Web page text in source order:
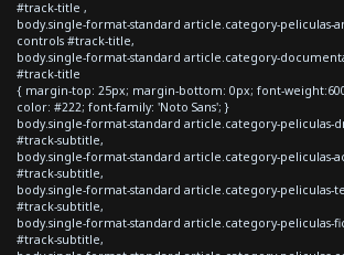
#track-title ,
body.single-format-standard article.category-peliculas-
controls #track-title,
body.single-format-standard article.category-
#track-title
{ margin-top: 25px; margin-bottom: 0px; font-
color: #222; font-family: 'Noto Sans'; }
body.single-format-standard article.category-peliculas-
#track-subtitle,
body.single-format-standard article.category-peliculas-
#track-subtitle,
body.single-format-standard article.category-peliculas-
#track-subtitle,
body.single-format-standard article.category-peliculas-
#track-subtitle,